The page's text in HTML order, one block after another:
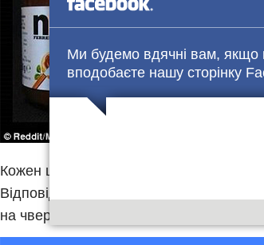
Ми будемо вдячні вам, якщо
вподобаєте нашу сторінку
Кожен шар відповідає точній частці
Відповідно до даного складу, Nutella
на чверть з пальмової олії.